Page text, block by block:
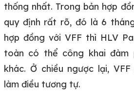
thống nhất. Trong bản hợp
quy định rất rõ, đó là 6
hợp đồng với VFF thì HLV
toàn có thể công khai đàm
khác. Ở chiều ngược lại,
làm điều tương tự.